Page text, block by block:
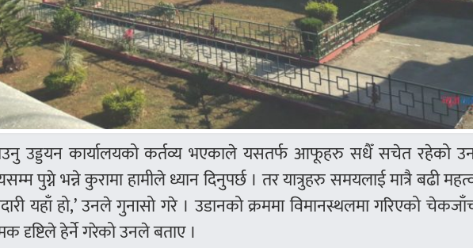
उड्डयन कार्यालयको कर्तव्य भएकाले यसतर्फ आफूहरु सधैँ सचेत रहेको
पुग्ने भन्ने कुरामा हामीले ध्यान दिनुपर्छ । तर यात्रुहरु समयलाई मात्रै बढी
यहाँ हो,’ उनले गुनासो गरे । उडानको क्रममा विमानस्थलमा गरिएको
दृष्टिले हेर्ने गरेको उनले बताए ।